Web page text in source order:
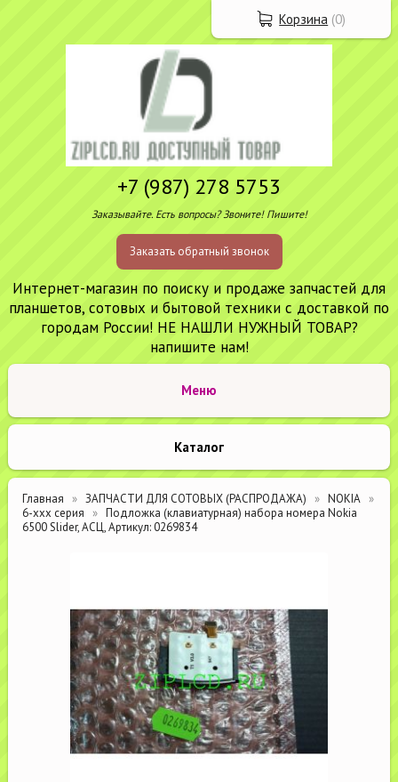
+7 (987) 278 5753
Заказывайте. Есть вопросы? Звоните! Пишите!
Заказать обратный звонок
Интернет-магазин по поиску и продаже запчастей для
планшетов, сотовых и бытовой техники с доставкой по
городам России! НЕ НАШЛИ НУЖНЫЙ ТОВАР?
напишите нам!
Каталог
Главная ЗАПЧАСТИ ДЛЯ СОТОВЫХ (РАСПРОДАЖА)
NOKIA
6-xxx серия
Подложка (клавиатурная) набора номера Nokia
6500 Slider, АСЦ, Артикул: 0269834
Корзина (0)